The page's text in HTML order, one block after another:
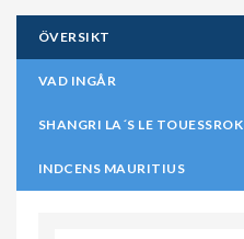
ÖVERSIKT
VAD INGÅR
SHANGRI LA´S LE TOUESSROK
INDCENS MAURITIUS